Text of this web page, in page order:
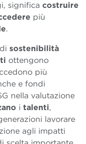
significa costruire
più
.
di sostenibilità
ottengono
più
e fondi
nella valutazione
i talenti,
lavorare
agli impatti